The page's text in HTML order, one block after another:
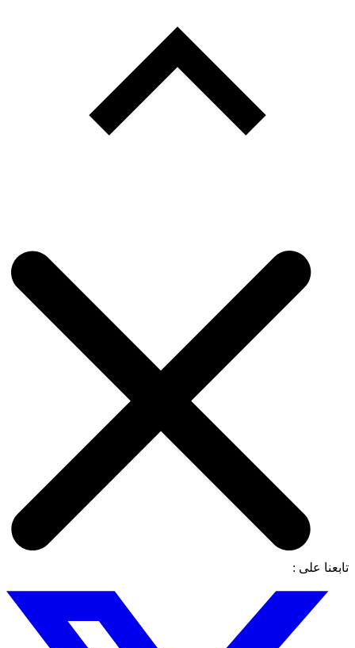
تابعنا على :